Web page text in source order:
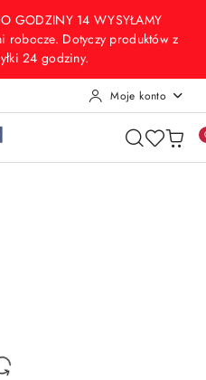
GODZINY 14 WYSYŁAMY
robocze. Dotyczy produktów z
24 godziny.
Moje konto